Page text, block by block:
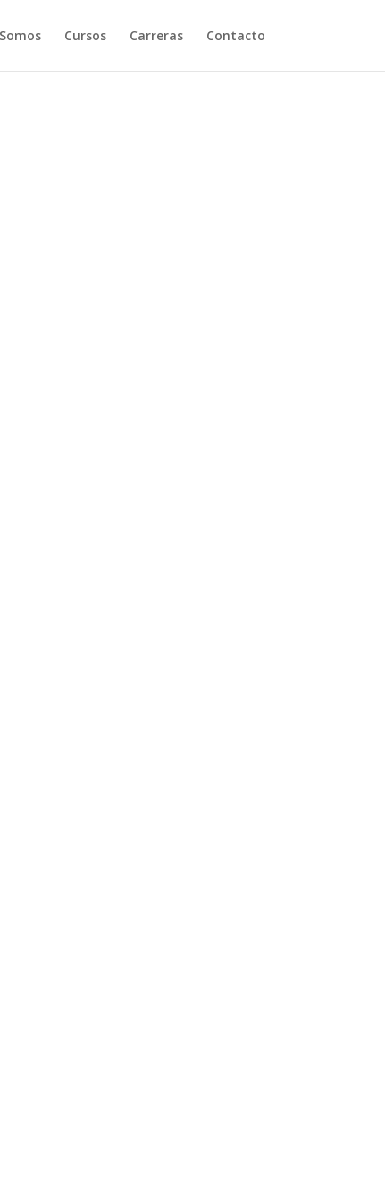
Cursos Carreras Contacto